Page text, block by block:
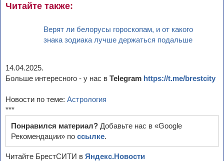
Читайте также:
Верят ли белорусы гороскопам, и от какого
знака зодиака лучше держаться подальше
14.04.2025.
Больше интересного - у нас в Telegram https://t.me/brestcity
Новости по теме: Астрология
***
Понравился материал? Добавьте нас в «Google
Рекомендации» по ссылке.
Читайте БрестСИТИ в Яндекс.Новости